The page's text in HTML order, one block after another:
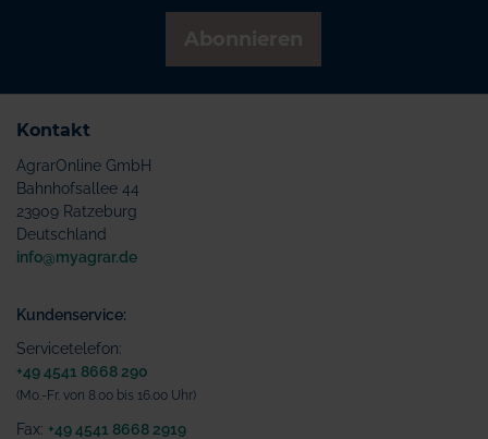
Kontakt
AgrarOnline GmbH
Bahnhofsallee 44
23909 Ratzeburg
Deutschland
info@myagrar.de
Kundenservice:
Servicetelefon:
+49 4541 8668 290
(Mo.-Fr. von 8.00 bis 16.00 Uhr)
Fax: +49 4541 8668 2919